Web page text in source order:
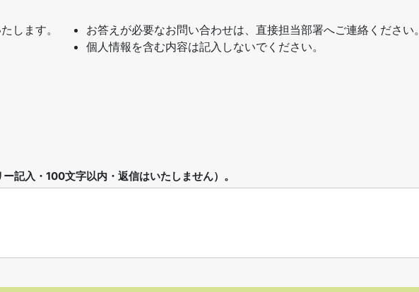
します。
お答えが必要なお問い合わせは、直接担当部署へご連絡ください。
個人情報を含む内容は記入しないでください。
記入・100文字以内・返信はいたしません）。